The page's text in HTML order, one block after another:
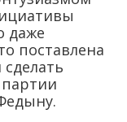
даже
поставлена